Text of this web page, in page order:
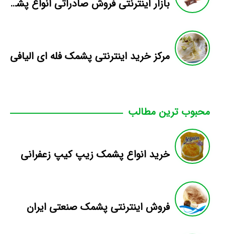
بازار اینترنتی فروش صادراتی انواع پشمک الیافی/شکلاتی
مرکز خرید اینترنتی پشمک فله ای الیافی
محبوب ترین مطالب
خرید انواع پشمک زیپ کیپ زعفرانی
فروش اینترنتی پشمک صنعتی ایران